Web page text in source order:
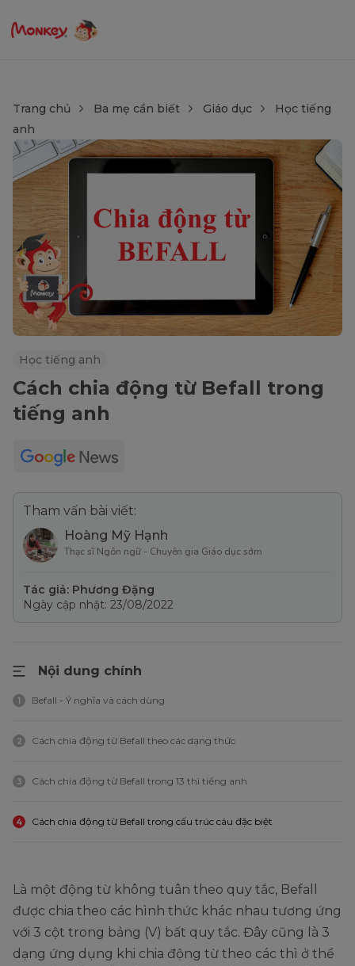
Trang chủ Ba mẹ cần biết Giáo dục
Học tiếng
anh
Học tiếng anh
Cách chia động từ Befall trong
tiếng anh
Tham vấn bài viết:
Hoàng Mỹ Hạnh
Thạc sĩ Ngôn ngữ - Chuyên gia Giáo dục sớm
Tác giả: Phương Đặng
Ngày cập nhật: 23/08/2022
Nội dung chính
1 Befall - Ý nghĩa và cách dùng
2 Cách chia động từ Befall theo các dạng thức
3 Cách chia động từ Befall trong 13 thì tiếng anh
4 Cách chia động từ Befall trong cấu trúc câu đặc biệt
Là một động từ không tuân theo quy tắc, Befall
được chia theo các hình thức khác nhau tương ứng
với 3 cột trong bảng (V) bất quy tắc. Đây cũng là 3
dạng ứng dụng khi chia động từ theo các thì ở thể